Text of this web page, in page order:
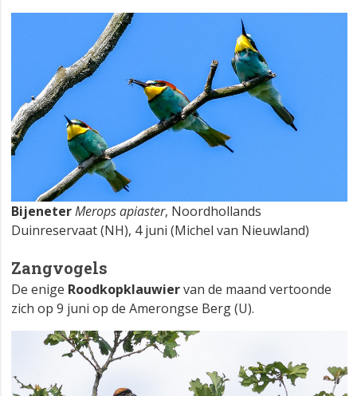
BijeneterMerops apiaster, Noordhollands
Duinreservaat (NH), 4 juni (Michel van Nieuwland)
Zangvogels
De enige Roodkopklauwiervan de maand vertoonde
zich op 9 juni op de Amerongse Berg (U).